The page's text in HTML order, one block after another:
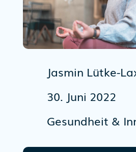
Jasmin Lütke-
30. Juni 2022
Gesundheit &